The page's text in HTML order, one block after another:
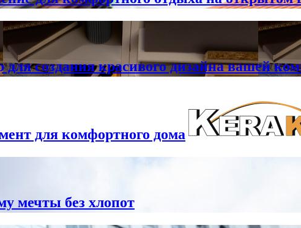
создания красивого дизайна вашей
для комфортного дома
мечты без хлопот